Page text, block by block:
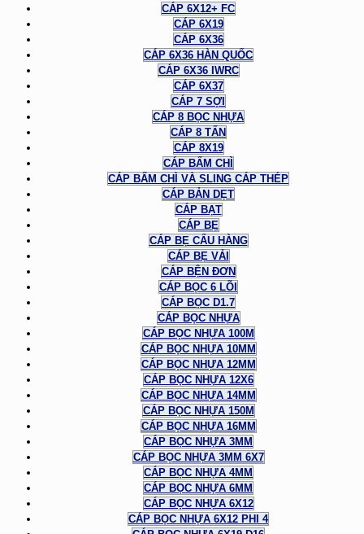
CÁP 6X12+ FC
CÁP 6X19
CÁP 6X36
CÁP 6X36 HÀN QUỐC
CÁP 6X36 IWRC
CÁP 6X37
CÁP 7 SỢI
CÁP 8 BỌC NHỰA
CÁP 8 TẤN
CÁP 8X19
CÁP BẤM CHÌ
CÁP BẤM CHÌ VÀ SLING CÁP THÉP
CÁP BẢN DẸT
CÁP BẠT
CÁP BẸ
CÁP BẸ CẨU HÀNG
CÁP BẸ VẢI
CÁP BỆN ĐƠN
CÁP BỌC 6 LÕI
CÁP BỌC D1.7
CÁP BỌC NHỰA
CÁP BỌC NHỰA 100M
CÁP BỌC NHỰA 10MM
CÁP BỌC NHỰA 12MM
CÁP BỌC NHỰA 12X6
CÁP BỌC NHỰA 14MM
CÁP BỌC NHỰA 150M
CÁP BỌC NHỰA 16MM
CÁP BỌC NHỰA 3MM
CÁP BỌC NHỰA 3MM 6X7
CÁP BỌC NHỰA 4MM
CÁP BỌC NHỰA 6MM
CÁP BỌC NHỰA 6X12
CÁP BỌC NHỰA 6X12 PHI 4